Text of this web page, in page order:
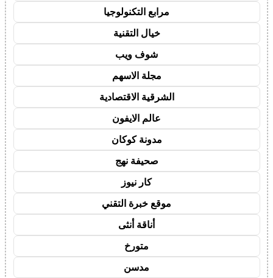
مرابع التكنولوجيا
خيال التقنية
شوف ويب
مجلة الاسهم
الشرقية الاقتصادية
عالم الايفون
مدونة كوكان
صحيفة نهج
كار نيوز
موقع خبرة التقني
أناقة أنثى
متورخ
مدسن